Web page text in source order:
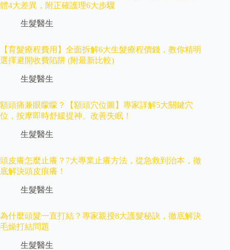
體4大差異，附正確護理6大步驟
生髮醫生
【育髮療程費用】全面拆解6大生髮療程價錢，教你精明
選擇避開收費陷阱 (附最新比較)
生髮醫生
額頭痛兼眼矇矇？【額頭穴位圖】專家詳解5大關鍵穴
位，按摩即時舒緩提神、改善失眠！
生髮醫生
頭皮癢怎麼止癢？7大專業止癢方法，從急救到治本，徹
底解決頭皮痕癢！
生髮醫生
為什麼頭髮一直打結？專家親授8大護髮秘訣，徹底解決
毛燥打結問題
生髮醫生